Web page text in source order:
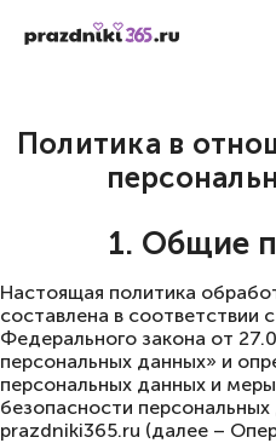
Политика в
1. Общие
Настоящая политика
составлена в соответствии
Федерального закона от
персональных данных» и
персональных данных и
безопасности
prazdniki365.ru (далее –